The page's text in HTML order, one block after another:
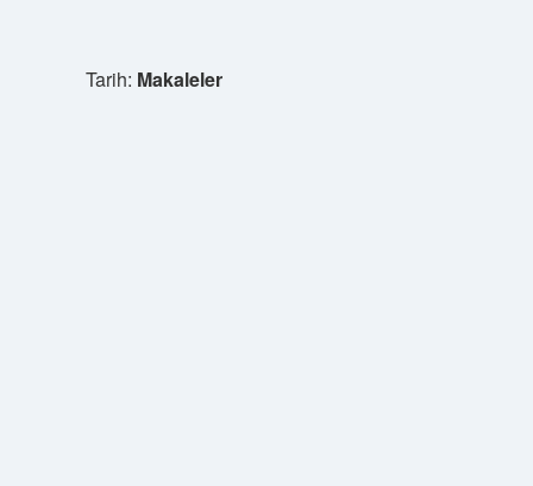
Tarih: Makaleler